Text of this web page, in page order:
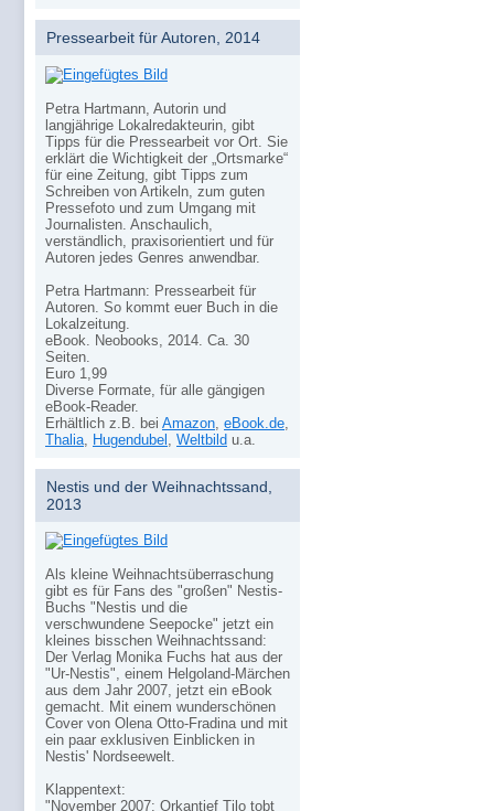
Pressearbeit für Autoren, 2014
Petra Hartmann, Autorin und
langjährige Lokalredakteurin, gibt
Tipps für die Pressearbeit vor Ort. Sie
erklärt die Wichtigkeit der „Ortsmarke“
für eine Zeitung, gibt Tipps zum
Schreiben von Artikeln, zum guten
Pressefoto und zum Umgang mit
Journalisten. Anschaulich,
verständlich, praxisorientiert und für
Autoren jedes Genres anwendbar.
Petra Hartmann: Pressearbeit für
Autoren. So kommt euer Buch in die
Lokalzeitung.
eBook. Neobooks, 2014. Ca. 30
Seiten.
Euro 1,99
Diverse Formate, für alle gängigen
eBook-Reader.
Erhältlich z.B. bei Amazon eBook.de
Thalia Hugendubel Weltbild u.a.
Nestis und der Weihnachtssand,
2013
Als kleine Weihnachtsüberraschung
gibt es für Fans des "großen" Nestis-
Buchs "Nestis und die
verschwundene Seepocke" jetzt ein
kleines bisschen Weihnachtssand:
Der Verlag Monika Fuchs hat aus der
"Ur-Nestis", einem Helgoland-Märchen
aus dem Jahr 2007, jetzt ein eBook
gemacht. Mit einem wunderschönen
Cover von Olena Otto-Fradina und mit
ein paar exklusiven Einblicken in
Nestis' Nordseewelt.
Klappentext:
"November 2007: Orkantief Tilo tobt